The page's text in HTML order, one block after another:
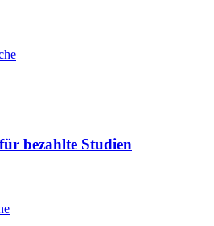
bezahlte Studien